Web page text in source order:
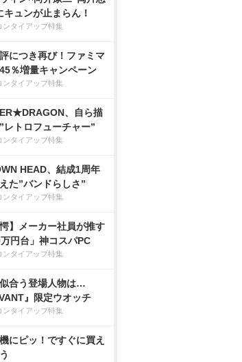
キュンが止まらん！
ンタイアップ特集
につき再び！ファミマ
％増量キャンペーン
ンタイアップ特集
、自ら描
レトロフューチャー”
ンタイアップ特集
HEAD、結成1周年
た”バンドらしさ”
ンタイアップ特集
愕】メーカー社員が推す
万円台」神コスパPC
ンタイアップ特集
合う登場人物は…
』限定ウオッチ
ンタイアップ特集
にピッ！ですぐに買え